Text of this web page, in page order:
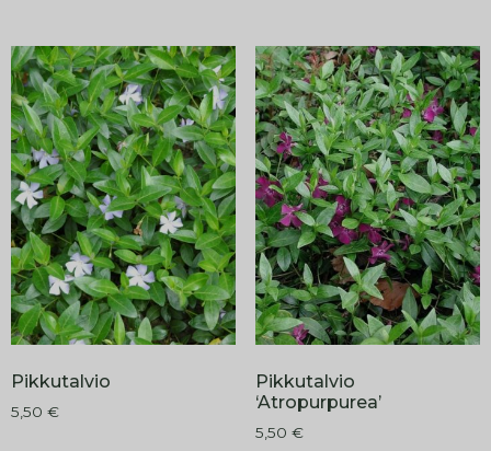
Pikkutalvio
5,50 €
Pikkutalvio
‘Atropurpurea’
5,50 €